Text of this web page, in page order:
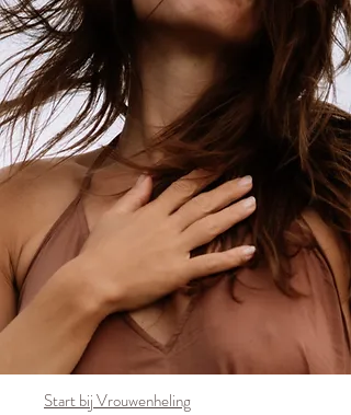
Start bij Vrouwenheling